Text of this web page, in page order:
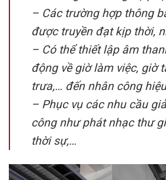
– Các trường hợp thông
được truyền đạt kịp thời,
– Có thể thiết lập âm
động về giờ làm việc, giờ
trưa,… đến nhân công
– Phục vụ các nhu cầu
công như phát nhạc thư
thời sự,…